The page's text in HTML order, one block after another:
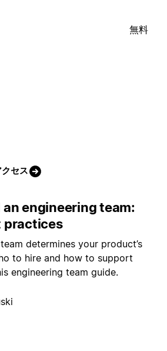
無料
セス
engineering team:
practices
determines your product’s
to hire and how to support
engineering team guide.